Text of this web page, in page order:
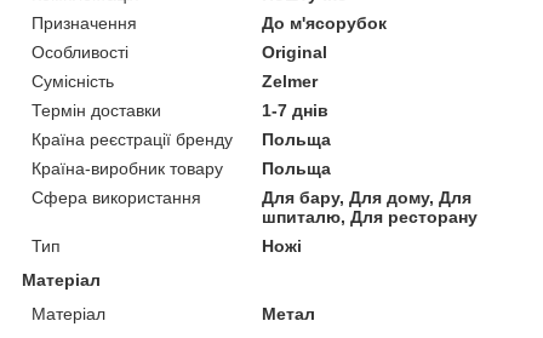
Призначення
До м'ясорубок
Особливості
Original
Сумісність
Zelmer
Термін доставки
1-7 днів
Країна реєстрації бренду
Польща
Країна-виробник товару
Польща
Сфера використання
Для бару, Для дому, Для
шпиталю, Для ресторану
Тип
Ножі
Матеріал
Матеріал
Метал